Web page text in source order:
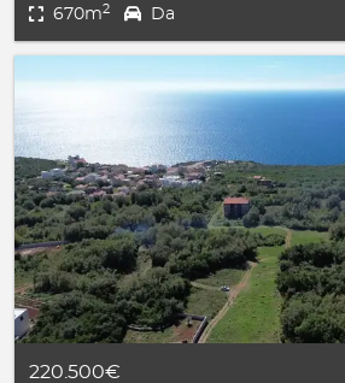
670m2 Da
220.500€